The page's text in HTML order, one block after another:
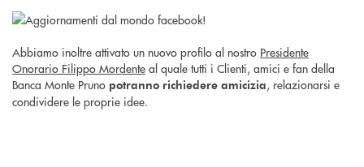
Abbiamo inoltre attivato un nuovo profilo al nostro Presidente
Onorario Filippo Mordente al quale tutti i Clienti, amici e fan della
Banca Monte Pruno potranno richiedere amicizia, relazionarsi e
condividere le proprie idee.